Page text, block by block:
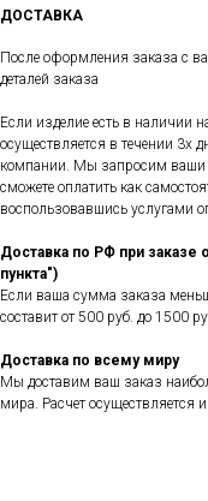
ДОСТАВКА
После оформления заказа с
деталей заказа
Если изделие есть в наличии
осуществляется в течении 3х
компании. Мы запросим ваши
сможете оплатить как
воспользовавшись услугами
Доставка по РФ при заказе
пункта")
Если ваша сумма заказа
составит от 500 руб. до 1500
Доставка по всему миру
Мы доставим ваш заказ
мира. Расчет осуществляется